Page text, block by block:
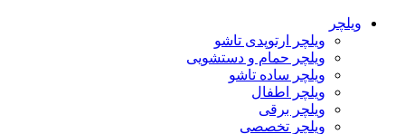
ویلچر
ویلچر ارتوپدی تاشو
ویلچر حمام و دستشویی
ویلچر ساده تاشو
ویلچر اطفال
ویلچر برقی
ویلچر تخصصی